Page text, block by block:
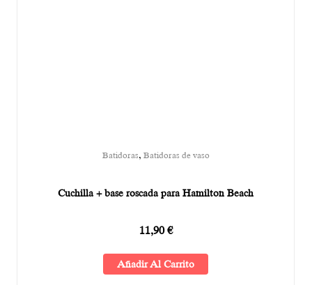
Batidoras, Batidoras de vaso
Cuchilla + base roscada para Hamilton Beach
11,90€
Añadir Al Carrito